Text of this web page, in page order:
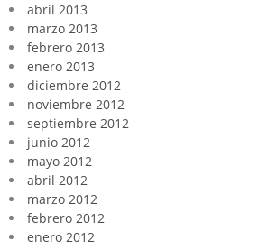
abril 2013
marzo 2013
febrero 2013
enero 2013
diciembre 2012
noviembre 2012
septiembre 2012
junio 2012
mayo 2012
abril 2012
marzo 2012
febrero 2012
enero 2012